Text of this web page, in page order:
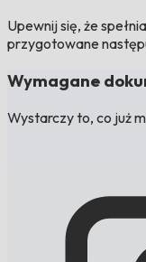
Upewnij się, że
przygotowane
Wymagane
Wystarczy to, co już